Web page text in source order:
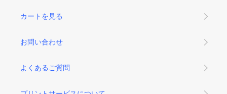
カートを見る
お問い合わせ
よくあるご質問